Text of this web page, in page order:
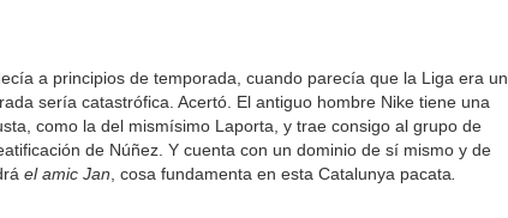
a principios de temporada, cuando parecía que la Liga era un
sería catastrófica. Acertó. El antiguo hombre Nike tiene una
como la del mismísimo Laporta, y trae consigo al grupo de
de Núñez. Y cuenta con un dominio de sí mismo y de
el amic Jan , cosa fundamenta en esta Catalunya pacata